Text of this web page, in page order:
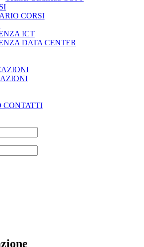
CORSI
ICT
DATA CENTER
CONTATTI